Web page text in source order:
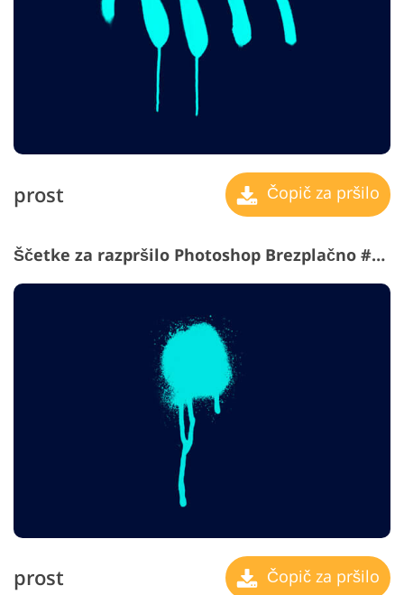
prost Čopič za pršilo
Ščetke za razpršilo Photoshop Brezplačno #9 "Illusion"
prost Čopič za pršilo